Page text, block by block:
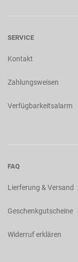
SERVICE
Kontakt
Zahlungsweisen
Verfügbarkeitsalarm
FAQ
Lierferung & Versand
Geschenkgutscheine
Widerruf erklären